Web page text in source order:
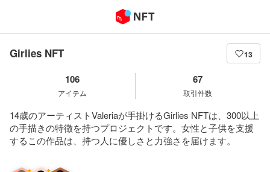
Girlies NFT 13
106
アイテム
67
取引件数
14歳のアーティストValeriaが手掛けるGirlies NFTは、300以上
の手描きの特徴を持つプロジェクトです。女性と子供を支援
するこの作品は、持つ人に優しさと力強さを届けます。